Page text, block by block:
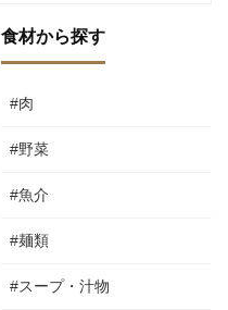
食材から探す
#肉
#野菜
#魚介
#麺類
#スープ・汁物